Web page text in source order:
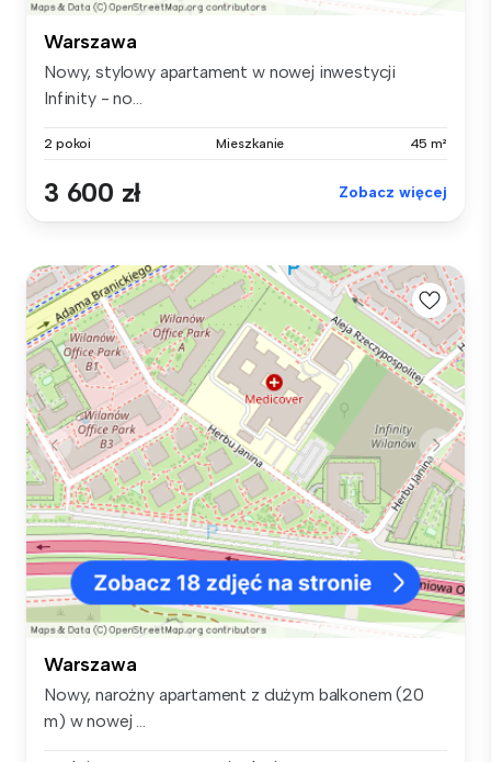
Warszawa
Nowy, stylowy apartament w nowej inwestycji
Infinity - no...
2 pokoi Mieszkanie 45 m²
3 600 zł Zobacz więcej
Warszawa
Nowy, narożny apartament z dużym balkonem (20
m) w nowej ...